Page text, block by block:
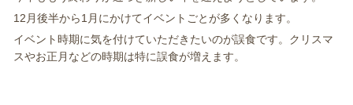
12月後半から1月にかけてイベントごとが多くなります。
イベント時期に気を付けていただきたいのが誤食です。クリスマ
スやお正月などの時期は特に誤食が増えます。